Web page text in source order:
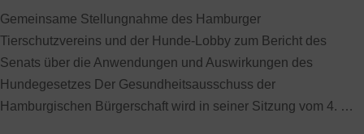
Gemeinsame Stellungnahme des Hamburger
Tierschutzvereins und der Hunde-Lobby zum Bericht des
Senats über die Anwendungen und Auswirkungen des
Hundegesetzes Der Gesundheitsausschuss der
Hamburgischen Bürgerschaft wird in seiner Sitzung vom 4. …